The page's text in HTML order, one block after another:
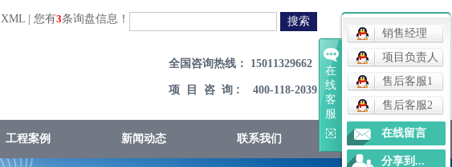
XML 您有3条询盘信息！
全国咨询热线： 15011329662
项 目 咨 询 : 400-118-2039
工程案例 新闻动态 联系我们
在
线
客
服
销售经理
项目负责人
售后客服1
售后客服2
在线留言
分享到...